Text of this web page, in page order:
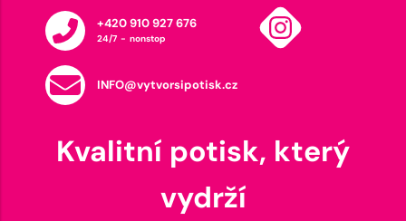
+420 910 927 676
24/7 - nonstop
INFO@vytvorsipotisk.cz
Kvalitní potisk, který
vydrží